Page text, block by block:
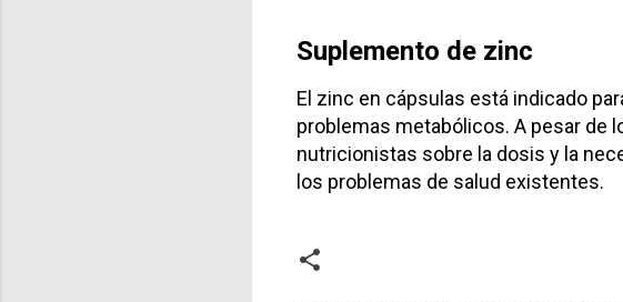
Suplemento de zinc
El zinc en cápsulas está indicado
problemas metabólicos. A pesar de
nutricionistas sobre la dosis y la
los problemas de salud existentes.